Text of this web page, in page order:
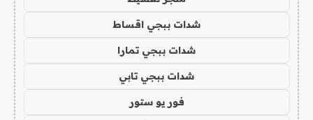
شدات ببجي اقساط
شدات ببجي تمارا
شدات ببجي تابي
فور يو ستور